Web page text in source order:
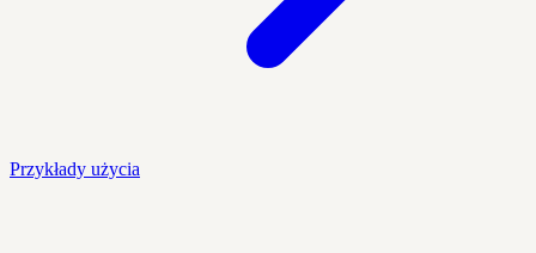
Przykłady użycia